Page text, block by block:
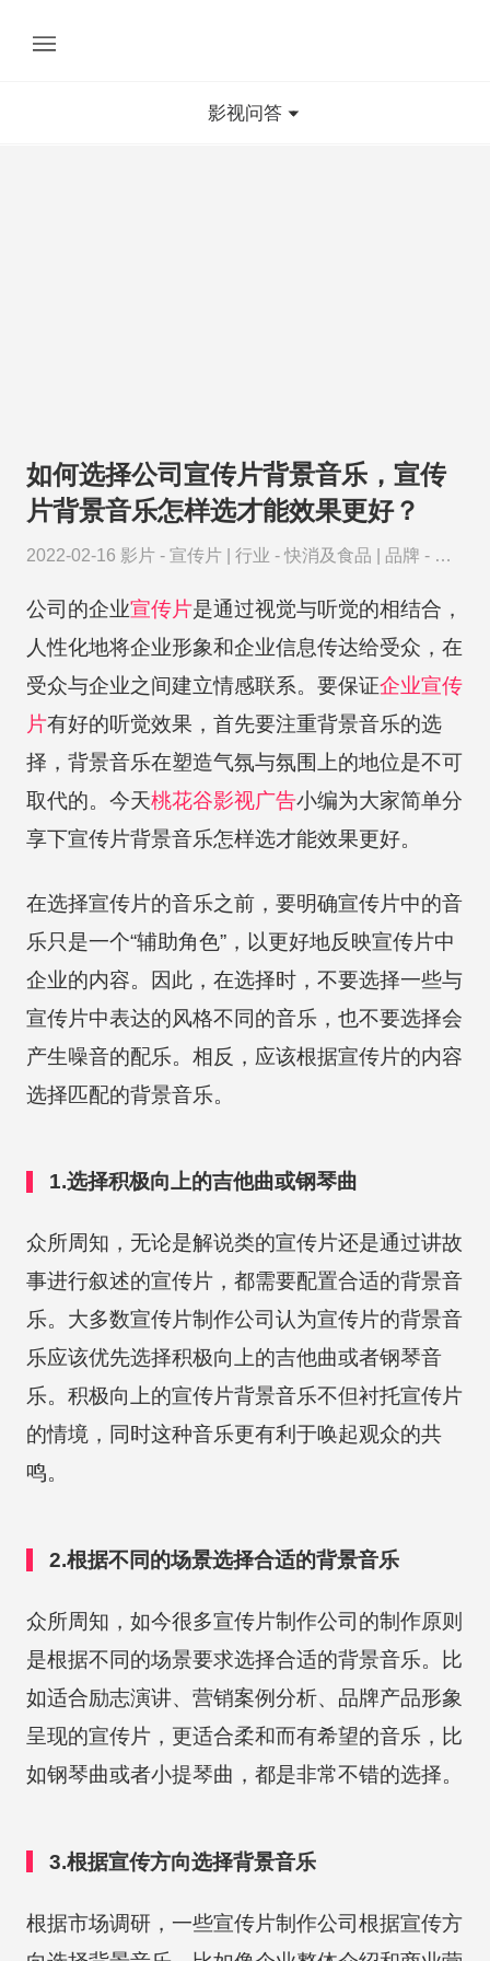
影视问答
如何选择公司宣传片背景音乐，宣传
片背景音乐怎样选才能效果更好？
2022-02-16 影片 - 宣传片 行业 -快消及食品 品牌 - 海
公司的企业宣传片是通过视觉与听觉的相结合，
人性化地将企业形象和企业信息传达给受众，在
受众与企业之间建立情感联系。要保证企业宣传
片有好的听觉效果，首先要注重背景音乐的选
择，背景音乐在塑造气氛与氛围上的地位是不可
取代的。今天桃花谷影视广告小编为大家简单分
享下宣传片背景音乐怎样选才能效果更好。
在选择宣传片的音乐之前，要明确宣传片中的音
乐只是一个“辅助角色”，以更好地反映宣传片中
企业的内容。因此，在选择时，不要选择一些与
宣传片中表达的风格不同的音乐，也不要选择会
产生噪音的配乐。相反，应该根据宣传片的内容
选择匹配的背景音乐。
1.选择积极向上的吉他曲或钢琴曲
众所周知，无论是解说类的宣传片还是通过讲故
事进行叙述的宣传片，都需要配置合适的背景音
乐。大多数宣传片制作公司认为宣传片的背景音
乐应该优先选择积极向上的吉他曲或者钢琴音
乐。积极向上的宣传片背景音乐不但衬托宣传片
的情境，同时这种音乐更有利于唤起观众的共
鸣。
2.根据不同的场景选择合适的背景音乐
众所周知，如今很多宣传片制作公司的制作原则
是根据不同的场景要求选择合适的背景音乐。比
如适合励志演讲、营销案例分析、品牌产品形象
呈现的宣传片，更适合柔和而有希望的音乐，比
如钢琴曲或者小提琴曲，都是非常不错的选择。
3.根据宣传方向选择背景音乐
根据市场调研，一些宣传片制作公司根据宣传方